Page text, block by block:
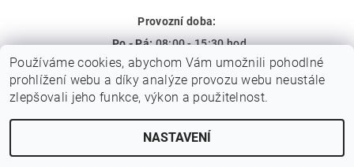
Provozní doba:
Po - Pá:08:00 - 15:30 hod.
So - Ne:Zavřeno
Adresa:Pohraniční 309/15a,
Ostrava - Vítkovice
2026 © HEXA CHEM s.r.o., všechna práva vyhrazena
Používáme cookies, abychom Vám umožnili pohodlné
prohlížení webu a díky analýze provozu webu neustále
zlepšovali jeho funkce, výkon a použitelnost.
NASTAVENÍ